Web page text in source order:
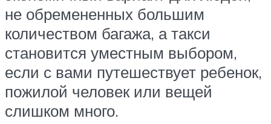
не обремененных большим
количеством багажа, а такси
становится уместным выбором,
если с вами путешествует ребенок,
пожилой человек или вещей
слишком много.